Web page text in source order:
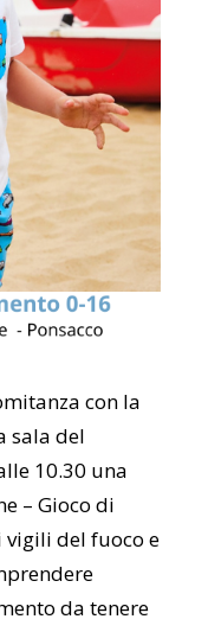
con la
sala del
10.30 una
– Gioco di
vigili del fuoco e
da tenere